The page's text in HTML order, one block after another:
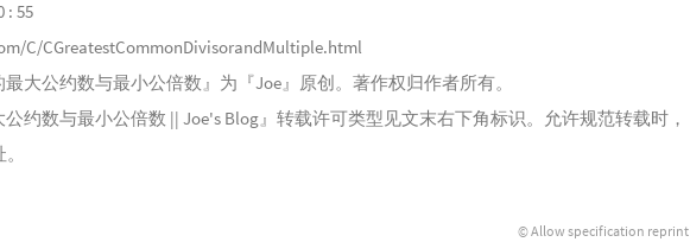
: 55
C/CGreatestCommonDivisorandMultiple.html
最大公约数与最小公倍数』为『Joe』原创。著作权归作者所有。
约数与最小公倍数 || Joe's Blog』转载许可类型见文末右下角标识。允许规范转载时，
© Allow specification reprint